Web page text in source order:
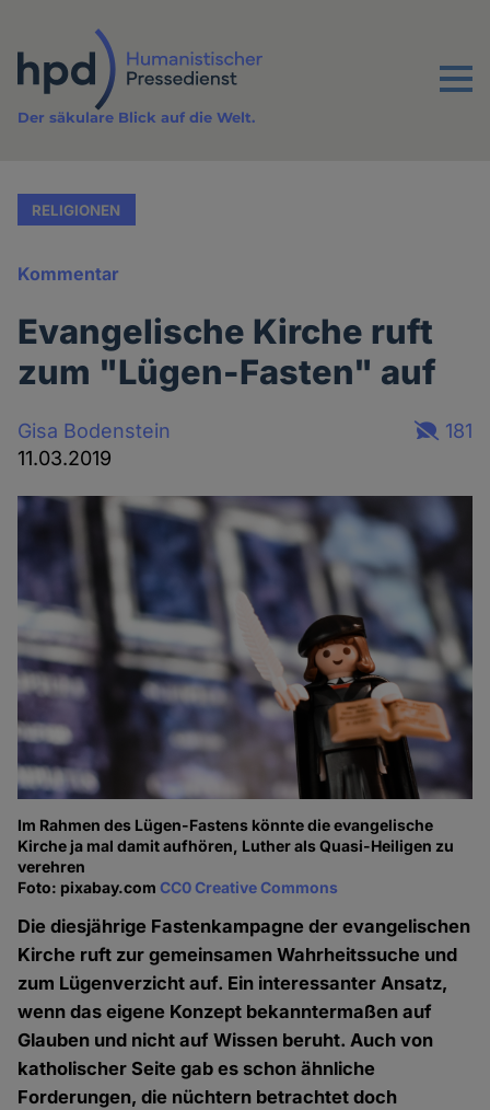
Inhalt
Menu
Der säkulare Blick auf die Welt.
RELIGIONEN
Kommentar
Evangelische Kirche ruft
zum "Lügen-Fasten" auf
Gisa Bodenstein
11.03.2019
181
Im Rahmen des Lügen-Fastens könnte die evangelische
Kirche ja mal damit aufhören, Luther als Quasi-Heiligen zu
verehren
Foto: pixabay.comCC0 Creative Commons
Die diesjährige Fastenkampagne der evangelischen
Kirche ruft zur gemeinsamen Wahrheitssuche und
zum Lügenverzicht auf. Ein interessanter Ansatz,
wenn das eigene Konzept bekanntermaßen auf
Glauben und nicht auf Wissen beruht. Auch von
katholischer Seite gab es schon ähnliche
Forderungen, die nüchtern betrachtet doch